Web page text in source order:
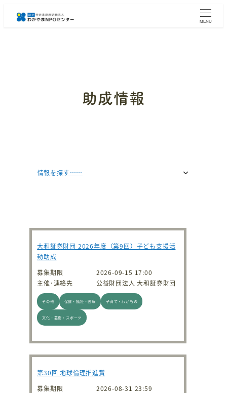
MENU
助成情報
情報を探す……
大和証券財団 2026年度（第9回）子ども支援活
動助成
募集期限
2026-09-15 17:00
主催･連絡先
公益財団法人 大和証券財団
その他 保健・福祉・医療 子育て・わかもの
文化・芸術・スポーツ
第30回 地球倫理推進賞
募集期限
2026-08-31 23:59